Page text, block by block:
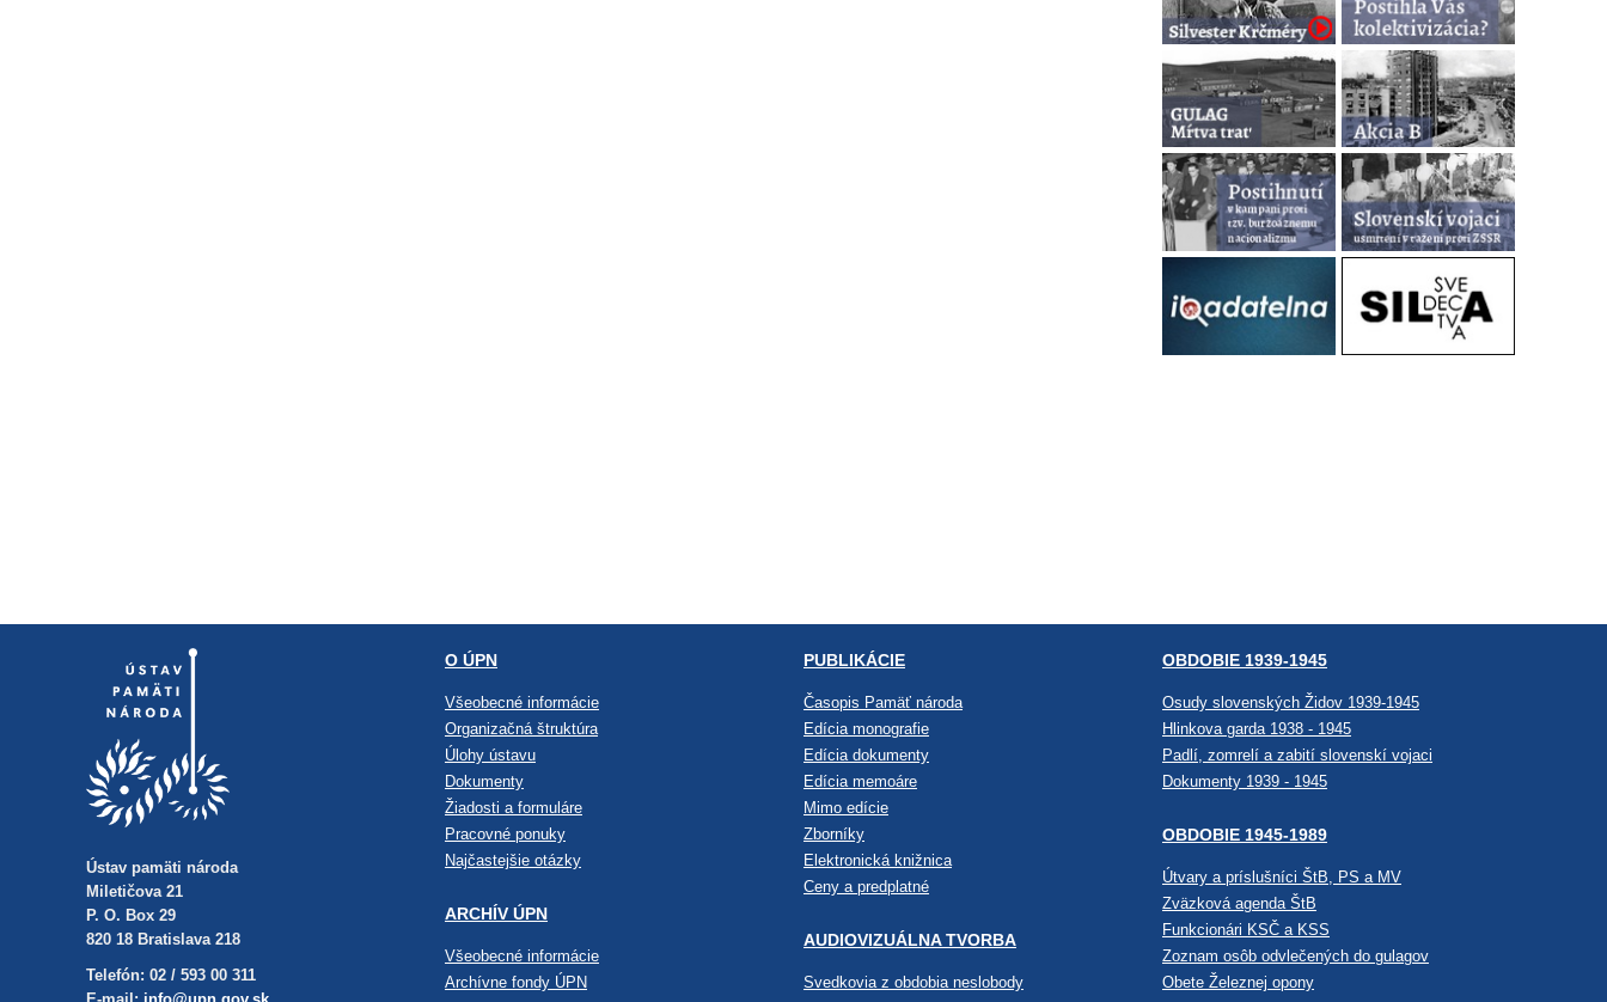
Ústav pamäti národa
Miletičova 21
P. O. Box 29
820 18 Bratislava 218
Telefón: 02 / 593 00 311
O ÚPN
Všeobecné informácie
Organizačná štruktúra
Úlohy ústavu
Dokumenty
Žiadosti a formuláre
Pracovné ponuky
Najčastejšie otázky
ARCHÍV ÚPN
Všeobecné informácie
Archívne fondy ÚPN
PUBLIKÁCIE
Časopis Pamäť národa
Edícia monografie
Edícia dokumenty
Edícia memoáre
Mimo edície
Zborníky
Elektronická knižnica
Ceny a predplatné
AUDIOVIZUÁLNA TVORBA
Svedkovia z obdobia neslobody
OBDOBIE 1939-1945
Osudy slovenských Židov 1939-1945
Hlinkova garda 1938 - 1945
Padlí, zomrelí a zabití slovenskí vojaci
Dokumenty 1939 - 1945
OBDOBIE 1945-1989
Útvary a príslušníci ŠtB, PS a MV
Zväzková agenda ŠtB
Funkcionári KSČ a KSS
Zoznam osôb odvlečených do gulagov
Obete Železnej opony